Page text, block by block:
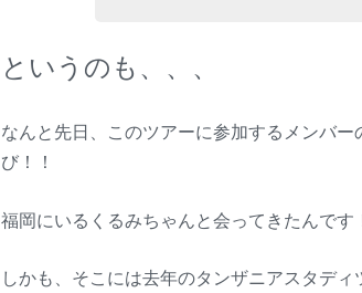
というのも、、、
なんと先日、このツアーに参加するメンバ
び！！
福岡にいるくるみちゃんと会ってきたんです
しかも、そこには去年のタンザニアスタデ